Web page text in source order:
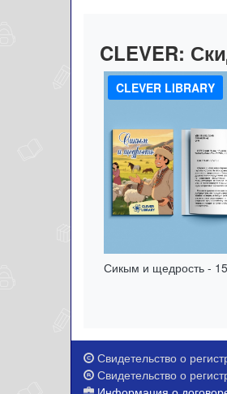
CLEVER:
CLEVER LIBRARY
Сикым и щедрость -
Свидетельство о
Свидетельство о